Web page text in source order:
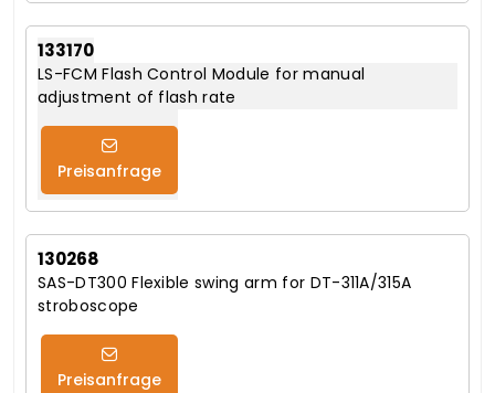
133170
LS-FCM Flash Control Module for manual
adjustment of flash rate
Preisanfrage
130268
SAS-DT300 Flexible swing arm for DT-311A/315A
stroboscope
Preisanfrage